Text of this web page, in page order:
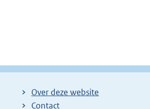
Over deze website
Contact